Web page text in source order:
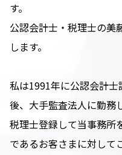
す。
公認会計士・税理士の美
します。
私は1991年に公認会計
後、大手監査法人に勤務
税理士登録して当事務所
であるお客さまに対して